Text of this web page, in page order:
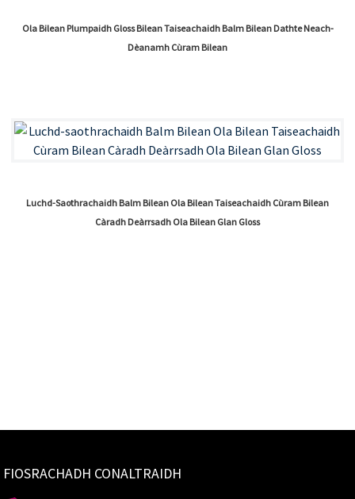
Ola Bilean Plumpaidh Gloss Bilean Taiseachaidh Balm Bilean Dathte Neach-
Dèanamh Cùram Bilean
Luchd-Saothrachaidh Balm Bilean Ola Bilean Taiseachaidh Cùram Bilean
Càradh Deàrrsadh Ola Bilean Glan Gloss
FIOSRACHADH CONALTRAIDH